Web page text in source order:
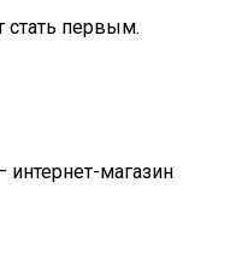
первым.
интернет-магазин